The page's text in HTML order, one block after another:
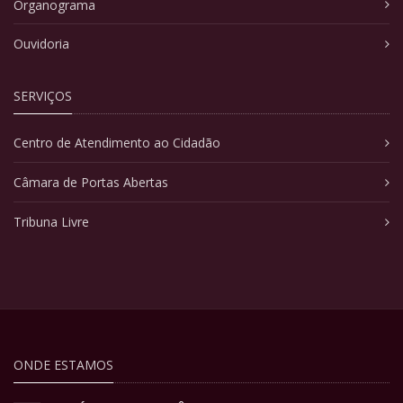
Organograma
Ouvidoria
SERVIÇOS
Centro de Atendimento ao Cidadão
Câmara de Portas Abertas
Tribuna Livre
ONDE ESTAMOS